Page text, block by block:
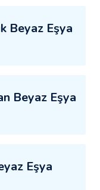
Beyaz Eşya
Beyaz Eşya
Eşya